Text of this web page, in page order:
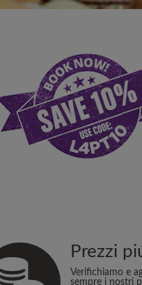
Prezzi
Verifichiamo e
sempre i nostri